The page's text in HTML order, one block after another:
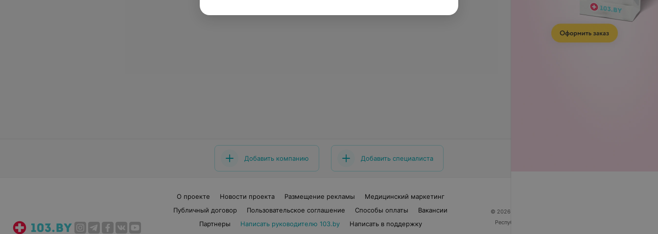
Добавить компанию Добавить специалиста
О проекте Новости проекта Размещение рекламы
Медицинский маркетинг
Публичный договор
Пользовательское соглашение Способы оплаты
Вакансии
Партнеры
Написать руководителю 103.by
Написать в поддержку
© 2026 ООО «Артокс Лаб», УНП 191700409
Республика Беларусь, г. Минск, улица Толбухина, 2,